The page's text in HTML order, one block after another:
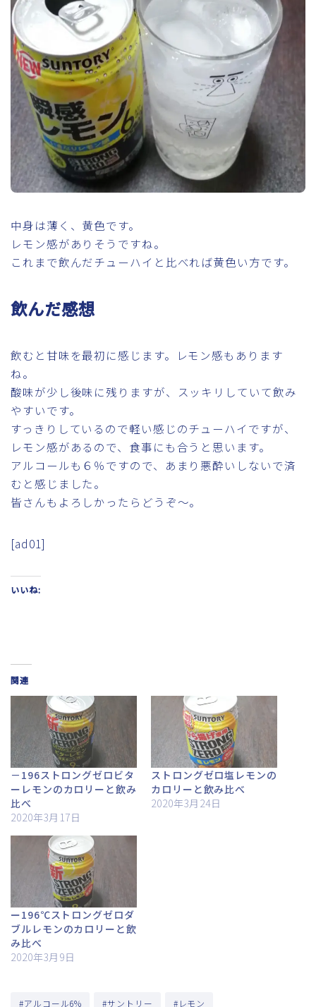
中身は薄く、黄色です。
レモン感がありそうですね。
これまで飲んだチューハイと比べれば黄色い方です。
飲んだ感想
飲むと甘味を最初に感じます。レモン感もあります
ね。
酸味が少し後味に残りますが、スッキリしていて飲み
やすいです。
すっきりしているので軽い感じのチューハイですが、
レモン感があるので、食事にも合うと思います。
アルコールも６％ですので、あまり悪酔いしないで済
むと感じました。
皆さんもよろしかったらどうぞ～。
[ad01]
いいね:
関連
－196ストロングゼロビタ
ーレモンのカロリーと飲み
比べ
2020年3月17日
ストロングゼロ塩レモンの
カロリーと飲み比べ
2020年3月24日
ー196℃ストロングゼロダ
ブルレモンのカロリーと飲
み比べ
2020年3月9日
#アルコール6% #サントリー #レモン